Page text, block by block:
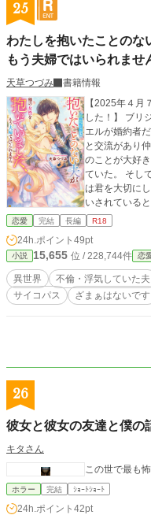
25
わたしを抱いたことのな
もう夫婦ではいられませ
天草つづみ
書籍情報
【2025年４月
した！】 ブリジットは先祖の遺言により、八歳年上のラファ
エルが婚約者
と交流があり
のことが大好
ていた。 そしてブリジットが十六歳になると結婚したが、彼
は君を大切に
いされている
からと納得し
であり義姉の
閨教育をして
かうと、そこに
していた夫と
話です。 ・R18描写のあるお話には※がつきます ・ヒロイン
だけに存在す
恋愛 完結 長編 R18
24h.ポイント 49pt
小説 15,655 位 / 228,744件 恋
異世界 不倫・浮気していた夫
サイコパス
ざまぁはないです
26
彼女と彼女の友達と僕の
キタさん
この世で最も
ホラー 完結 ｼｮｰﾄｼｮｰﾄ
24h.ポイント 42pt